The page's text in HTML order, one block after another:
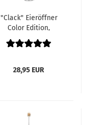
"Clack" Eieröffner
Color Edition,
Silikonkugel gelb
28,95 EUR